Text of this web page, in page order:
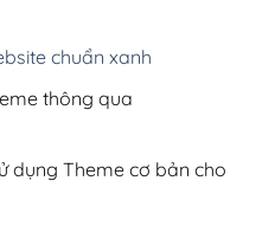
chuẩn xanh
thông qua
dụng Theme cơ bản cho